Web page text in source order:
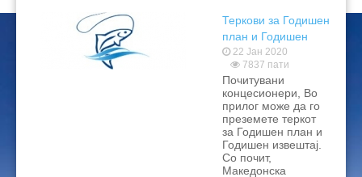
Теркови за Годишен
план и Годишен
извештај
22 Јан 2020
7837 пати
Почитувани
концесионери, Во
прилог може да го
преземете теркот
за Годишен план и
Годишен извештај.
Со почит,
Македонска